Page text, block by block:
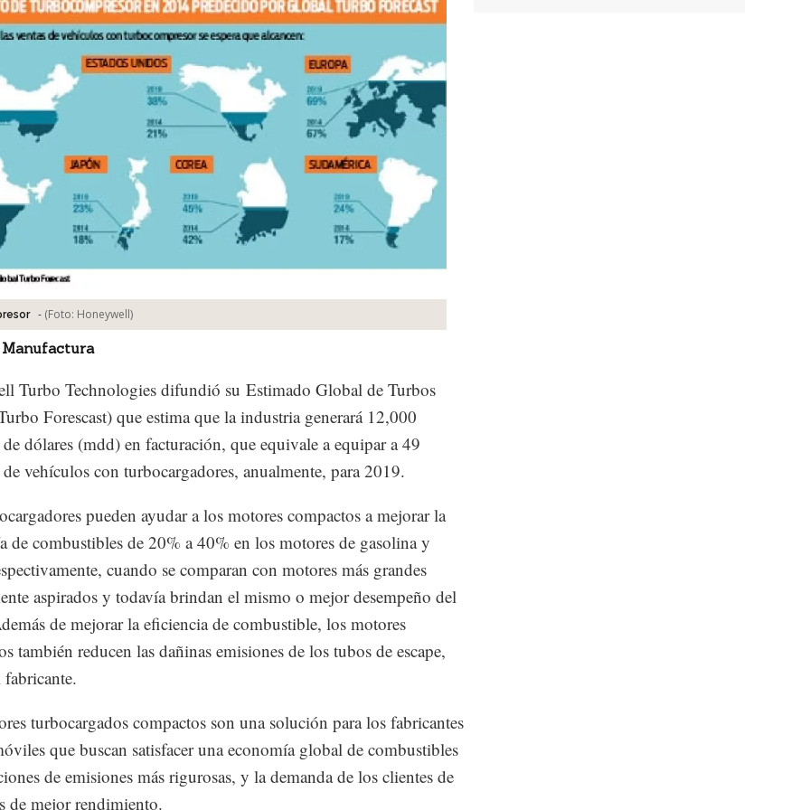
- (Foto: Honeywell)
Turbo Technologies difundió su Estimado Global de Turbos
Forescast) que estima que la industria generará 12,000
dólares (mdd) en facturación, que equivale a equipar a 49
vehículos con turbocargadores, anualmente, para 2019.
pueden ayudar a los motores compactos a mejorar la
de combustibles de 20% a 40% en los motores de gasolina y
cuando se comparan con motores más grandes
aspirados y todavía brindan el mismo o mejor desempeño del
de mejorar la eficiencia de combustible, los motores
también reducen las dañinas emisiones de los tubos de escape,
turbocargados compactos son una solución para los fabricantes
que buscan satisfacer una economía global de combustibles
de emisiones más rigurosas, y la demanda de los clientes de
de mejor rendimiento.